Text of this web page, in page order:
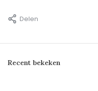
Delen
Recent bekeken